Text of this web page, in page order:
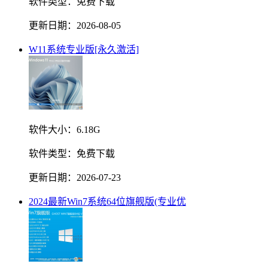
更新日期： 2026-08-05
W11系统专业版[永久激活]
软件大小： 6.18G
软件类型： 免费下载
更新日期： 2026-07-23
2024最新Win7系统64位旗舰版(专业优